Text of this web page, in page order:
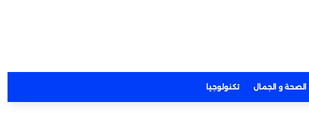
الصحة و الجمال تكنولوجيا